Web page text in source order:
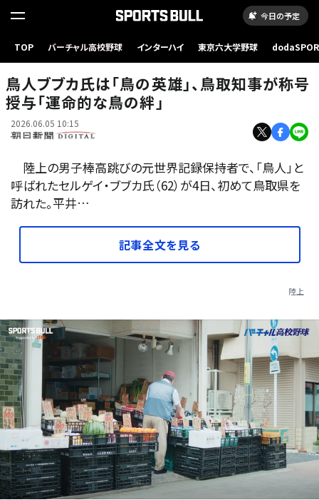
今日の予定
TOP バーチャル高校野球 インターハイ 東京六大学野球
=2026年6月4日、鳥取市のヤマタスポーツパーク陸上競技場、富田祥広撮影
鳥人ブブカ氏は「鳥の英雄」、鳥取知事が称号
授与「運命的な鳥の絆」
2026.06.05 10:15
陸上の男子棒高跳びの元世界記録保持者で、「鳥人」と
呼ばれたセルゲイ・ブブカ氏（62）が4日、初めて鳥取県を
訪れた。平井…
記事全文を見る
陸上